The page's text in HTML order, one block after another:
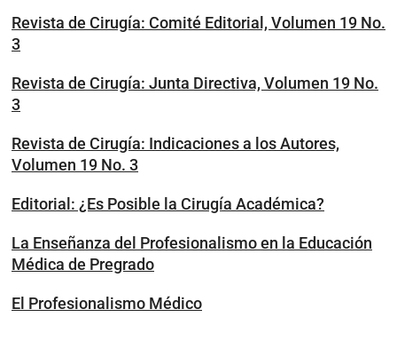
Revista de Cirugía: Comité Editorial, Volumen 19 No.
3
Revista de Cirugía: Junta Directiva, Volumen 19 No.
3
Revista de Cirugía: Indicaciones a los Autores,
Volumen 19 No. 3
Editorial: ¿Es Posible la Cirugía Académica?
La Enseñanza del Profesionalismo en la Educación
Médica de Pregrado
El Profesionalismo Médico